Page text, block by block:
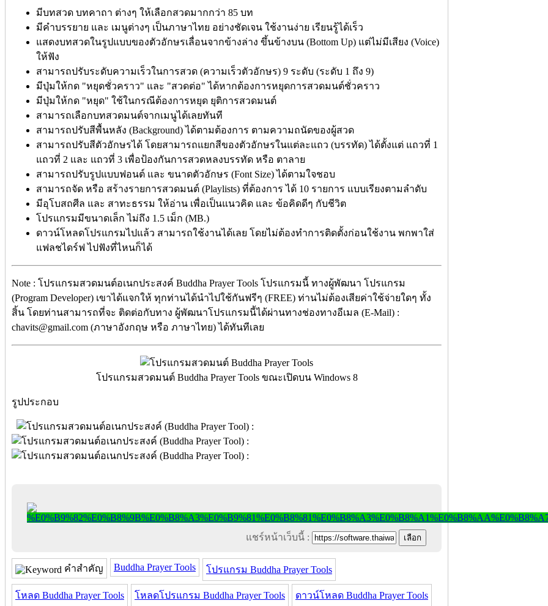
มีบทสวด บทคาถา ต่างๆ ให้เลือกสวดมากกว่า 85 บท
มีคำบรรยาย และ เมนูต่างๆ เป็นภาษาไทย อย่างชัดเจน ใช้งานง่าย เรียนรู้ได้เร็ว
แสดงบทสวดในรูปแบบของตัวอักษรเลื่อนจากข้างล่าง ขึ้นข้างบน (Bottom Up) แต่ไม่มีเสียง (Voice)
ให้ฟัง
สามารถปรับระดับความเร็วในการสวด (ความเร็วตัวอักษร) 9 ระดับ (ระดับ 1 ถึง 9)
มีปุ่มให้กด "หยุดชั่วคราว" และ "สวดต่อ" ได้หากต้องการหยุดการสวดมนต์ชั่วคราว
มีปุ่มให้กด "หยุด" ใช้ในกรณีต้องการหยุด ยุติการสวดมนต์
สามารถเลือกบทสวดมนต์จากเมนูได้เลยทันที
สามารถปรับสีพื้นหลัง (Background) ได้ตามต้องการ ตามความถนัดของผู้สวด
สามารถปรับสีตัวอักษรได้ โดยสามารถแยกสีของตัวอักษรในแต่ละแถว (บรรทัด) ได้ตั้งแต่ แถวที่ 1
แถวที่ 2 และ แถวที่ 3 เพื่อป้องกันการสวดหลงบรรทัด หรือ ตาลาย
สามารถปรับรูปแบบฟอนต์ และ ขนาดตัวอักษร (Font Size) ได้ตามใจชอบ
สามารถจัด หรือ สร้างรายการสวดมนต์ (Playlists) ที่ต้องการ ได้ 10 รายการ แบบเรียงตามลำดับ
มีอุโบสถศีล และ สาทะธรรม ให้อ่าน เพื่อเป็นแนวคิด และ ข้อคิดดีๆ กับชีวิต
โปรแกรมมีขนาดเล็ก ไม่ถึง 1.5 เม็ก (MB.)
ดาวน์โหลดโปรแกรมไปแล้ว สามารถใช้งานได้เลย โดยไม่ต้องทำการติดตั้งก่อนใช้งาน พกพาใส่
แฟลชไดร์ฟ ไปฟังที่ไหนก็ได้
Note : โปรแกรมสวดมนต์อเนกประสงค์ Buddha Prayer Tools โปรแกรมนี้ ทางผู้พัฒนา โปรแกรม
(Program Developer) เขาได้แจกให้ ทุกท่านได้นำไปใช้กันฟรีๆ (FREE) ท่านไม่ต้องเสียค่าใช้จ่ายใดๆ ทั้ง
สิ้น โดยท่านสามารถที่จะ ติดต่อกับทาง ผู้พัฒนาโปรแกรมนี้ได้ผ่านทางช่องทางอีเมล (E-Mail) :
chavits@gmail.com (ภาษาอังกฤษ หรือ ภาษาไทย) ได้ทันทีเลย
โปรแกรมสวดมนต์ Buddha Prayer Tools ขณะเปิดบน Windows 8
รูปประกอบ
แชร์หน้าเว็บนี้ :
คำสำคัญ Buddha Prayer Tools โปรแกรม Buddha Prayer Tools
โหลด Buddha Prayer Tools โหลดโปรแกรม Buddha Prayer Tools ดาวน์โหลด Buddha Prayer Tools